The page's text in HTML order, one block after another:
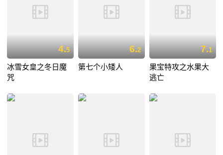
4.5
冰雪女皇之冬日魔
咒
6.2
第七个小矮人
7.1
果宝特攻之水果大
逃亡